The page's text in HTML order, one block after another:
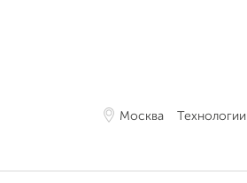
Москва Технологии